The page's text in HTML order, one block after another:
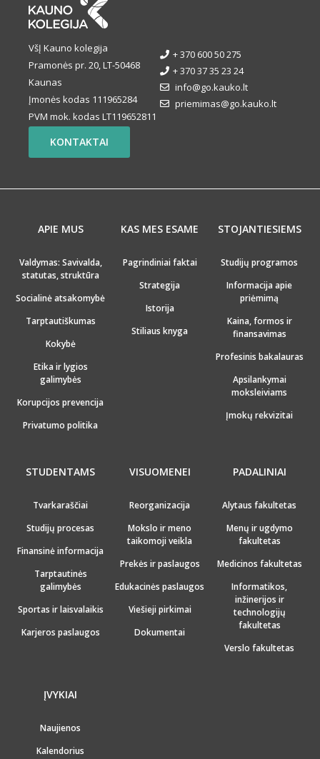
VšĮ Kauno kolegija
Pramonės pr. 20, LT-50468
Kaunas
Įmonės kodas 111965284
PVM mok. kodas LT119652811
+ 370 600 50 275
+ 370 37 35 23 24
info@go.kauko.lt
priemimas@go.kauko.lt
KONTAKTAI
APIE MUS
Valdymas: Savivalda,
statutas, struktūra
Socialinė atsakomybė
Tarptautiškumas
Kokybė
Etika ir lygios
galimybės
Korupcijos prevencija
Privatumo politika
KAS MES ESAME
Pagrindiniai faktai
Strategija
Istorija
Stiliaus knyga
STOJANTIESIEMS
Studijų programos
Informacija apie
priėmimą
Kaina, formos ir
finansavimas
Profesinis bakalauras
Apsilankymai
moksleiviams
Įmokų rekvizitai
STUDENTAMS
Tvarkaraščiai
Studijų procesas
Finansinė informacija
Tarptautinės
galimybės
Sportas ir laisvalaikis
Karjeros paslaugos
VISUOMENEI
Reorganizacija
Mokslo ir meno
taikomoji veikla
Prekės ir paslaugos
Edukacinės paslaugos
Viešieji pirkimai
Dokumentai
PADALINIAI
Alytaus fakultetas
Menų ir ugdymo
fakultetas
Medicinos fakultetas
Informatikos,
inžinerijos ir
technologijų
fakultetas
Verslo fakultetas
ĮVYKIAI
Naujienos
Kalendorius